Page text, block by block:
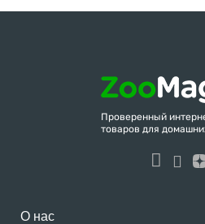
Проверенный
товаров для
О нас